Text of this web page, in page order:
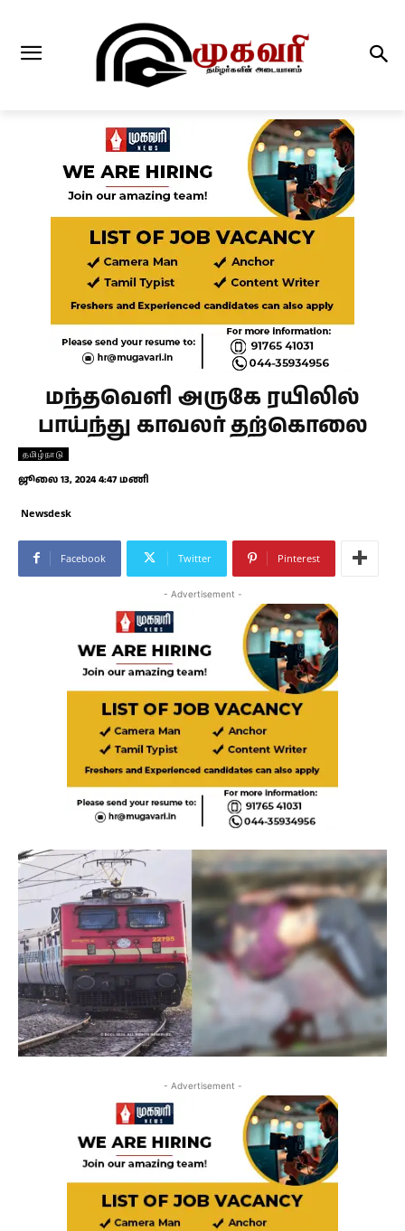
மந்தவெளி அருகே ரயிலில்
பாய்ந்து காவலர் தற்கொலை
தமிழ்நாடு
ஜூலை 13, 2024 4:47 மணி
Newsdesk
Facebook Twitter Pinterest
- Advertisement -
- Advertisement -